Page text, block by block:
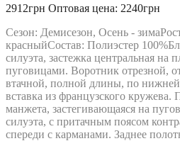
MODA-URS
MUBLIZ
NEEDLE REVERTEX
NINELE
NOVA LINE
ORHIDEYA LUX
PIRS
PRETTY
PUR PUR
RIVOLI
RUNELLA
2912грн Оптовая цена: 2240грн
Сезон: Демисезон, Осень -
красныйСостав: Полиэстер
силуэта, застежка центральная на
пуговицами. Воротник отрезной,
втачной, полной длины, по
вставка из французского
манжета, застегивающаяся на
силуэта, с притачным поясом
спереди с карманами. Заднее